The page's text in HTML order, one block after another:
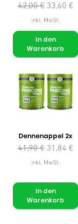
Standardpreis
42,00 € Sale-Preis
33,60 €
inkl. MwSt.
In den
Warenkorb
Dennenappel 2x
Standardpreis
41,90 € Sale-Preis
31,84 €
inkl. MwSt.
In den
Warenkorb